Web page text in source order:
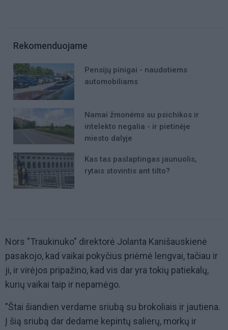
Rekomenduojame
Pensijų pinigai - naudotiems
automobiliams
Namai žmonėms su psichikos ir
intelekto negalia - ir pietinėje
miesto dalyje
Kas tas paslaptingas jaunuolis,
rytais stovintis ant tilto?
Nors "Traukinuko" direktorė Jolanta Kanišauskienė
pasakojo, kad vaikai pokyčius priėmė lengvai, tačiau ir
ji, ir virėjos pripažino, kad vis dar yra tokių patiekalų,
kurių vaikai taip ir nepamėgo.
"Štai šiandien verdame sriubą su brokoliais ir jautiena.
Į šią sriubą dar dedame kepintų salierų, morkų ir